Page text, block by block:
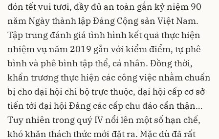
đón tết vui tươi, đầy đủ an toàn gắn kỷ niệm 90
năm Ngày thành lập Đảng Cộng sản Việt Nam.
Tập trung đánh giá tình hình kết quả thực hiện
nhiệm vụ năm 2019 gắn với kiểm điểm, tự phê
bình và phê bình tập thể, cá nhân. Đồng thời,
khẩn trương thực hiện các công việc nhằm chuẩn
bị cho đại hội chi bộ trực thuộc, đại hội cấp cơ sở
tiến tới đại hội Đảng các cấp chu đáo cẩn thận…
Tuy nhiên trong quý IV nổi lên một số hạn chế,
khó khăn thách thức mới đặt ra. Mặc dù đã rất